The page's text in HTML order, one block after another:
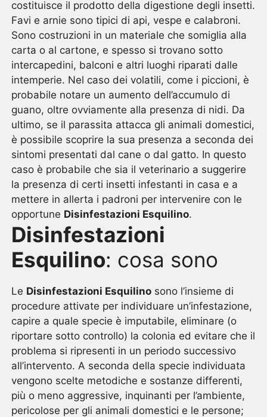
costituisce il prodotto della digestione degli insetti.
Favi e arnie sono tipici di api, vespe e calabroni.
Sono costruzioni in un materiale che somiglia alla
carta o al cartone, e spesso si trovano sotto
intercapedini, balconi e altri luoghi riparati dalle
intemperie. Nel caso dei volatili, come i piccioni, è
probabile notare un aumento dell’accumulo di
guano, oltre ovviamente alla presenza di nidi. Da
ultimo, se il parassita attacca gli animali domestici,
è possibile scoprire la sua presenza a seconda dei
sintomi presentati dal cane o dal gatto. In questo
caso è probabile che sia il veterinario a suggerire
la presenza di certi insetti infestanti in casa e a
mettere in allerta i padroni per intervenire con le
opportune Disinfestazioni Esquilino.
Disinfestazioni
Esquilino: cosa sono
Le Disinfestazioni Esquilino sono l’insieme di
procedure attivate per individuare un’infestazione,
capire a quale specie è imputabile, eliminare (o
riportare sotto controllo) la colonia ed evitare che il
problema si ripresenti in un periodo successivo
all’intervento. A seconda della specie individuata
vengono scelte metodiche e sostanze differenti,
più o meno aggressive, inquinanti per l’ambiente,
pericolose per gli animali domestici e le persone;